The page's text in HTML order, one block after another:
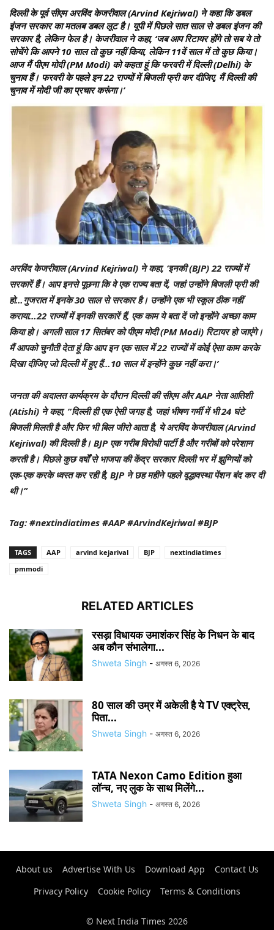
दिल्ली के पूर्व सीएम अरविंद केजरीवाल (Arvind Kejriwal) ने कहा कि डबल
इंजन सरकार का मतलब डबल लूट है। यूपी में पिछले सात साल से डबल इंजन की
सरकार है, लेकिन फेल है। केजरीवाल ने कहा, ‘जब आप रिटायर होंगे तो सब ये तो
सोचेंगे कि आपने 10 साल तो कुछ नहीं किया, लेकिन 11वें साल में तो कुछ किया।
आज मैं पीएम मोदी (PM Modi) को कहता हूं कि फरवरी में दिल्ली (Delhi) के
चुनाव हैं। फरवरी के पहले इन 22 राज्यों में बिजली फ्री कर दीजिए, मैं दिल्ली की
चुनाव में मोदी जी का प्रचार करूंगा।’
अरविंद केजरीवाल (Arvind Kejriwal) ने कहा, ‘इनकी (BJP) 22 राज्यों में
सरकारें हैं। आप इनसे पूछना कि वे एक राज्य बता दें, जहां उन्होंने बिजली फ्री की
हो…गुजरात में इनके 30 साल से सरकार है। उन्होंने एक भी स्कूल ठीक नहीं
कराया…22 राज्यों में इनकी सरकारें हैं, एक काम ये बता दें जो इन्होंने अच्छा काम
किया हो। अगली साल 17 सितंबर को पीएम मोदी (PM Modi) रिटायर हो जाएंगे।
मैं आपको चुनौती देता हूं कि आप इन एक साल में 22 राज्यों में कोई ऐसा काम करके
दिखा दीजिए जो दिल्ली में हुए हैं…10 साल में इन्होंने कुछ नहीं करा।’
जनता की अदालत कार्यक्रम के दौरान दिल्ली की सीएम और AAP नेता आतिशी
(Atishi) ने कहा, ”दिल्ली ही एक ऐसी जगह है, जहां भीषण गर्मी में भी 24 घंटे
बिजली मिलती है और फिर भी बिल जीरो आता है, ये अरविंद केजरीवाल (Arvind
Kejriwal) की दिल्ली है। BJP एक गरीब विरोधी पार्टी है और गरीबों को परेशान
करती है। पिछले कुछ वर्षों से भाजपा की केंद्र सरकार दिल्ली भर में झुग्गियों को
एक-एक करके ध्वस्त कर रही है, BJP ने छह महीने पहले वृद्धावस्था पेंशन बंद कर दी
थी।”
Tag: #nextindiatimes #AAP #ArvindKejriwal #BJP
TAGS AAP arvind kejarival BJP
nextindiatimes
pmmodi
RELATED ARTICLES
रसड़ा विधायक उमाशंकर सिंह के निधन के बाद
अब कौन संभालेगा...
Shweta Singh - अगस्त 6, 2026
80 साल की उम्र में अकेली है ये TV एक्ट्रेस,
पिता...
Shweta Singh - अगस्त 6, 2026
TATA Nexon Camo Edition हुआ
लॉन्च, नए लुक के साथ मिलेंगे...
Shweta Singh - अगस्त 6, 2026
About us Advertise With Us Download App
Contact Us
Privacy Policy
Cookie Policy Terms & Conditions
© Next India Times 2026